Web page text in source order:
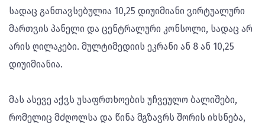
სადაც განთავსებულია 10,25 დიუიმიანი ვირტუალური
მართვის პანელი და ცენტრალური კონსოლი, სადაც არ
არის ღილაკები. მულტიმედიის ეკრანი ან 8 ან 10,25
დიუიმიანია.
მას ასევე აქვს უსაფრთხოების უჩვეულო ბალიშები,
რომელიც მძღოლსა და წინა მგზავრს შორის იხსნება,